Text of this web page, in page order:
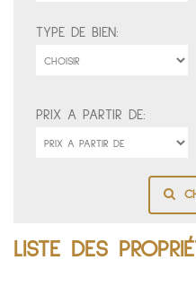
TYPE DE BIEN:
PRIX A PARTIR DE:
LISTE DES